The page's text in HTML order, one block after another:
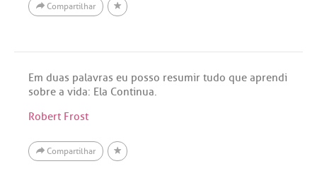
Compartilhar
Em duas palavras eu posso resumir tudo que aprendi
sobre a vida: Ela Continua.
Robert Frost
Compartilhar